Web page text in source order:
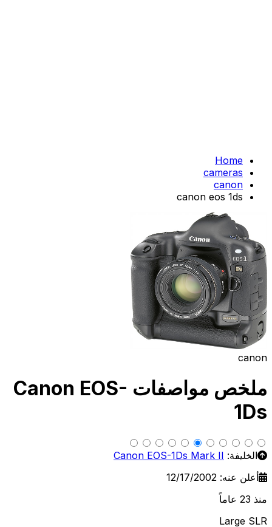
Home
cameras
canon
canon eos 1ds
canon
ملخص مواصفات Canon EOS-
1Ds
الخليفة: Canon EOS-1Ds Mark II
أعلن عنه: 12/17/2002
منذ 23 عاماً
Large SLR